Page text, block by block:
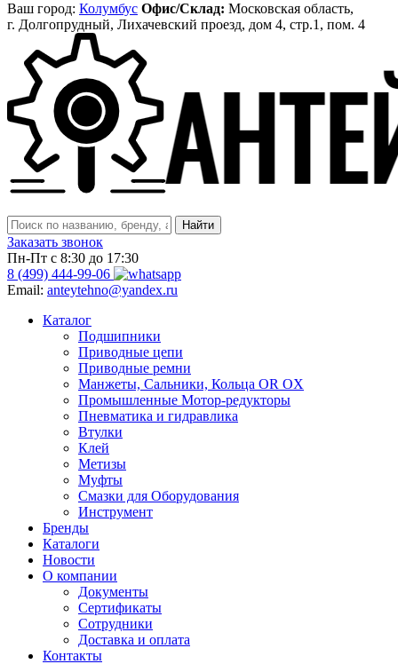
Ваш город: Колумбус Офис/Склад: Московская область,
г. Долгопрудный, Лихачевский проезд, дом 4, стр.1, пом. 4
Заказать звонок
Пн-Пт с 8:30 до 17:30
8 (499) 444-99-06
Email: anteytehno@yandex.ru
Каталог
Подшипники
Приводные цепи
Приводные ремни
Манжеты, Сальники, Кольца OR OX
Промышленные Мотор-редукторы
Пневматика и гидравлика
Втулки
Клей
Метизы
Муфты
Смазки для Оборудования
Инструмент
Бренды
Каталоги
Новости
О компании
Документы
Сертификаты
Сотрудники
Доставка и оплата
Контакты